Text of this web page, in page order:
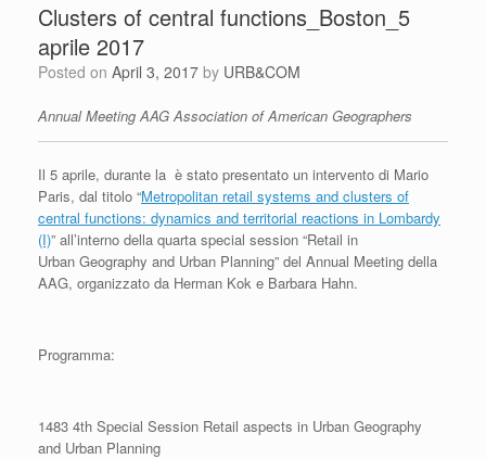
Clusters of central functions_Boston_5
aprile 2017
Posted on April 3, 2017 by URB&COM
Annual Meeting AAG Association of American Geographers
Il 5 aprile, durante la è stato presentato un intervento di Mario
Paris, dal titolo “Metropolitan retail systems and clusters of
central functions: dynamics and territorial reactions in Lombardy
(I)” all’interno della quarta special session “Retail in
Urban Geography and Urban Planning” del Annual Meeting della
AAG, organizzato da Herman Kok e Barbara Hahn.
Programma:
1483 4th Special Session Retail aspects in Urban Geography
and Urban Planning